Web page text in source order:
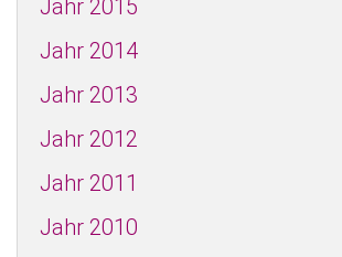
Jahr 2015
Jahr 2014
Jahr 2013
Jahr 2012
Jahr 2011
Jahr 2010